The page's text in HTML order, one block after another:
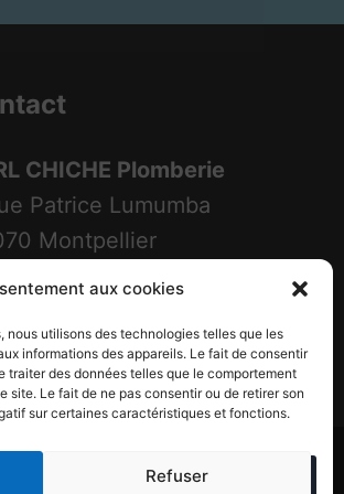
aux cookies
nous utilisons des technologies telles que les
informations des appareils. Le fait de consentir
traiter des données telles que le comportement
site. Le fait de ne pas consentir ou de retirer son
sur certaines caractéristiques et fonctions.
Refuser
CHICHE Plomberie
Patrice Lumumba
Montpellier
04 67 540 333